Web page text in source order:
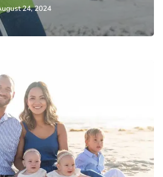
24, 2024